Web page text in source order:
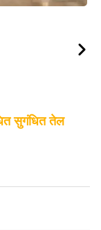
सुगंधित तेल